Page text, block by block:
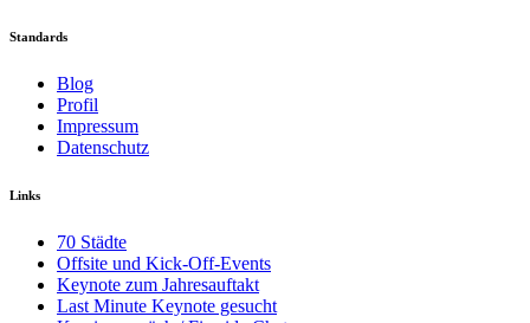
Standards
Blog
Profil
Impressum
Datenschutz
Links
70 Städte
Offsite und Kick-Off-Events
Keynote zum Jahresauftakt
Last Minute Keynote gesucht